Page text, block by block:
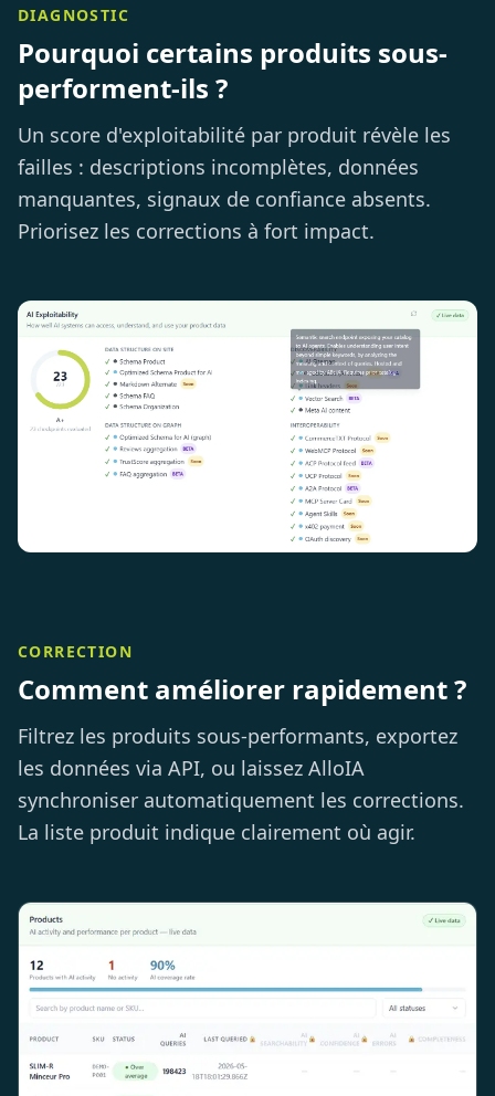
DIAGNOSTIC
Pourquoi certains produits sous-
performent-ils ?
Un score d'exploitabilité par produit révèle les
failles : descriptions incomplètes, données
manquantes, signaux de confiance absents.
Priorisez les corrections à fort impact.
CORRECTION
Comment améliorer rapidement ?
Filtrez les produits sous-performants, exportez
les données via API, ou laissez AlloIA
synchroniser automatiquement les corrections.
La liste produit indique clairement où agir.